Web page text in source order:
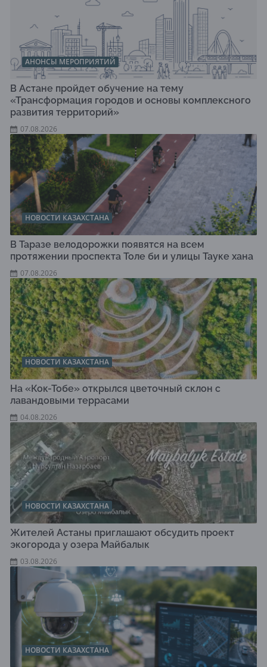
АНОНСЫ МЕРОПРИЯТИЙ
В Астане пройдет обучение на тему
«Трансформация городов и основы комплексного
развития территорий»
07.08.2026
НОВОСТИ КАЗАХСТАНА
В Таразе велодорожки появятся на всем
протяжении проспекта Толе би и улицы Тауке хана
07.08.2026
НОВОСТИ КАЗАХСТАНА
На «Кок-Тобе» открылся цветочный склон с
лавандовыми террасами
04.08.2026
НОВОСТИ КАЗАХСТАНА
Жителей Астаны приглашают обсудить проект
экогорода у озера Майбалык
03.08.2026
НОВОСТИ КАЗАХСТАНА